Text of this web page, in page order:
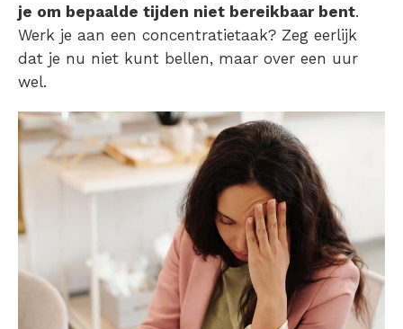
je om bepaalde tijden niet bereikbaar bent.
Werk je aan een concentratietaak? Zeg eerlijk
dat je nu niet kunt bellen, maar over een uur
wel.